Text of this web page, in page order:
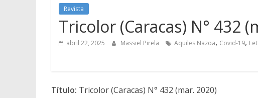
Revista
Tricolor (Caracas) N° 432
abril 22, 2025 Massiel Pirela Aquiles Nazoa, Covid-19,
Título: Tricolor (Caracas) N° 432 (mar. 2020)